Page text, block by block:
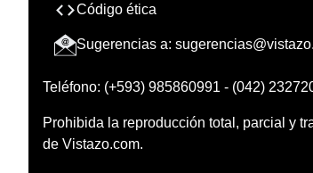
Código ética
Sugerencias a:
Teléfono: (+593) 985860991 - (042)
Prohibida la reproducción total, parcial y
de Vistazo.com.